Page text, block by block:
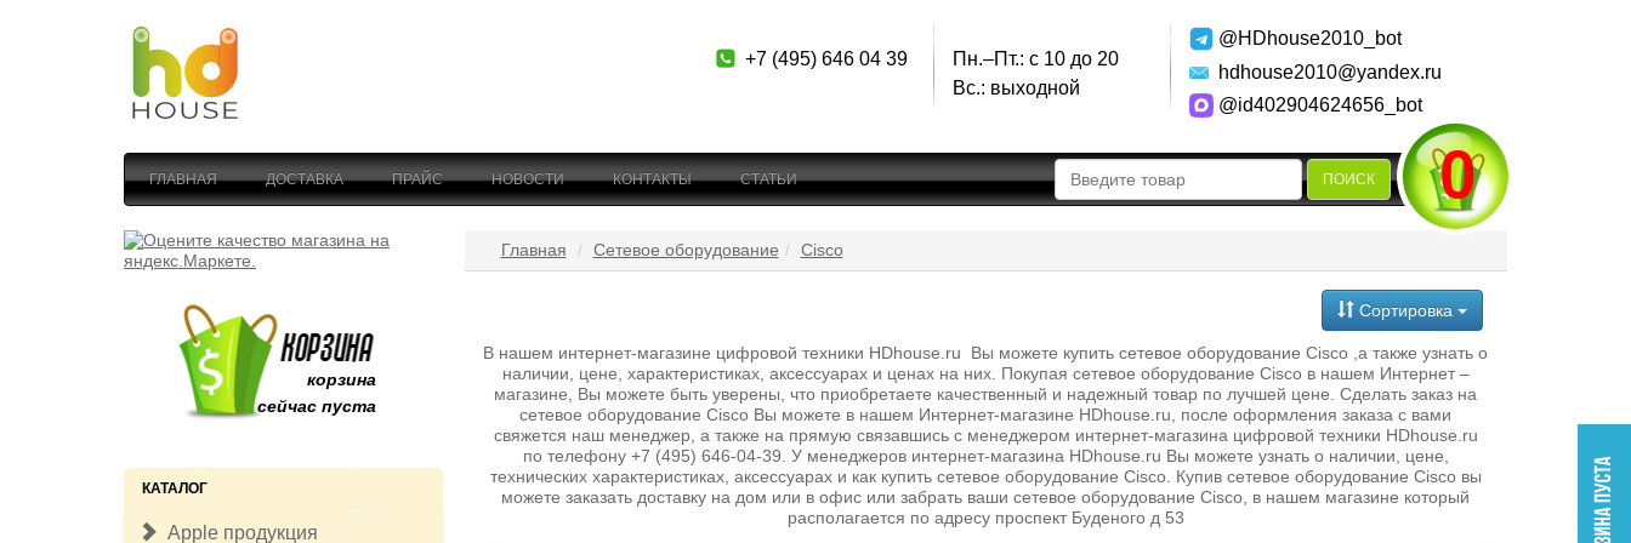
+7 (495) 646 04 39
Пн.–Пт.: с 10 до 20
Вс.: выходной
@HDhouse2010_bot
hdhouse2010@yandex.ru
@id402904624656_bot
ГЛАВНАЯ ДОСТАВКА ПРАЙС НОВОСТИ КОНТАКТЫ СТАТЬИ ПОИСК 0
корзина
сейчас пуста
КАТАЛОГ
Apple продукция
Главная Сетевое оборудование Cisco
Сортировка
В нашем интернет-магазине цифровой техники HDhouse.ru Вы можете купить сетевое оборудование Cisco ,а также узнать о
наличии, цене, характеристиках, аксессуарах и ценах на них. Покупая сетевое оборудование Cisco в нашем Интернет –
магазине, Вы можете быть уверены, что приобретаете качественный и надежный товар по лучшей цене. Сделать заказ на
сетевое оборудование Cisco Вы можете в нашем Интернет-магазине HDhouse.ru, после оформления заказа с вами
свяжется наш менеджер, а также на прямую связавшись с менеджером интернет-магазина цифровой техники HDhouse.ru
по телефону +7 (495) 646-04-39. У менеджеров интернет-магазина HDhouse.ru Вы можете узнать о наличии, цене,
технических характеристиках, аксессуарах и как купить сетевое оборудование Cisco. Купив сетевое оборудование Cisco вы
можете заказать доставку на дом или в офис или забрать ваши сетевое оборудование Cisco, в нашем магазине который
располагается по адресу проспект Буденого д 53